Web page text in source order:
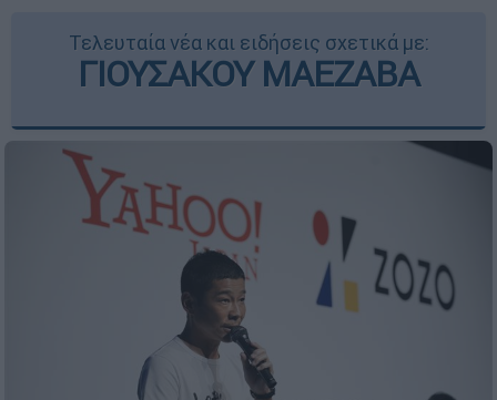
Τελευταία νέα και ειδήσεις σχετικά με:
ΓΙΟΥΣΑΚΟΥ ΜΑΕΖΑΒΑ